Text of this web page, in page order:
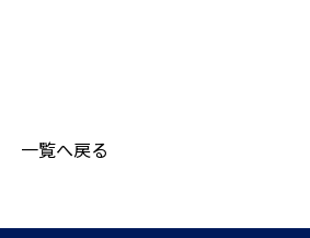
一覧へ戻る